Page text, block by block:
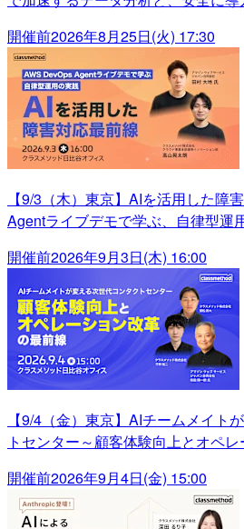
開催前2026年8月25日(火) 17:30
【9/3（木）東京】AIを活用した障
Agentライブデモで学ぶ、自律型運
開催前2026年9月3日(木) 16:00
【9/4（金）東京】AIチームメイト
トセンター～顧客体験向上とオペ
開催前2026年9月4日(金) 15:00